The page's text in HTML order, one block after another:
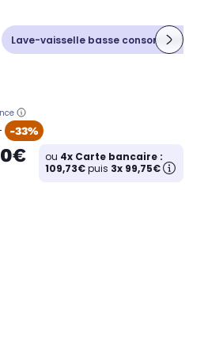
Lave-vaisselle basse consommation
-33%
ou 4x Carte bancaire :
109,73€puis 3x 99,75€